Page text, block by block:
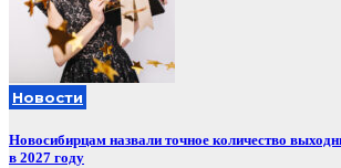
Новости
Новосибирцам назвали точное количество
в 2027 году